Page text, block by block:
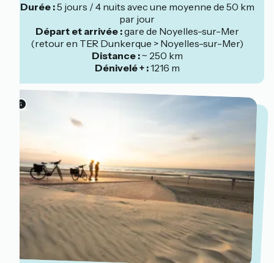
Durée :5 jours / 4 nuits avec une moyenne de 50 km
par jour
Départ et arrivée :gare de Noyelles-sur-Mer
(retour en TER Dunkerque > Noyelles-sur-Mer)
Distance :~ 250 km
Dénivelé + :1216 m